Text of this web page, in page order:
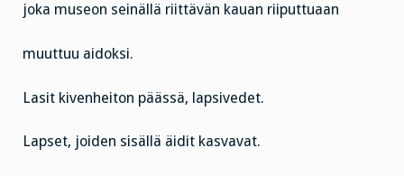
joka museon seinällä riittävän kauan riiputtuaan
muuttuu aidoksi.
Lasit kivenheiton päässä, lapsivedet.
Lapset, joiden sisällä äidit kasvavat.